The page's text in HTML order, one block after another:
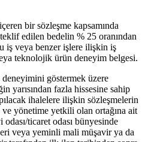
bir sözleşme kapsamında
edilen bedelin % 25 oranından
iş veya benzer işlere ilişkin iş
teknolojik ürün deneyim belgesi.
göstermek üzere
yarısından fazla hissesine sahip
ihalelere ilişkin sözleşmelerin
yönetime yetkili olan ortağına ait
ticaret odası bünyesinde
veya yeminli mali müşavir ya da